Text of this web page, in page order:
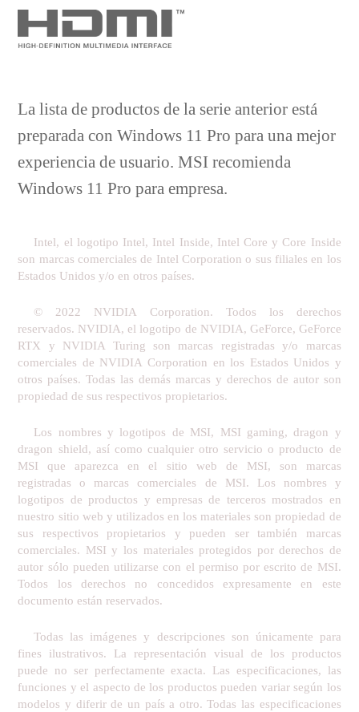
La lista de productos de la serie anterior está
preparada con Windows 11 Pro para una mejor
experiencia de usuario. MSI recomienda
Windows 11 Pro para empresa.
Intel, el logotipo Intel, Intel Inside, Intel Core y Core Inside
son marcas comerciales de Intel Corporation o sus filiales en los
Estados Unidos y/o en otros países.
© 2022 NVIDIA Corporation. Todos los derechos
reservados. NVIDIA, el logotipo de NVIDIA, GeForce, GeForce
RTX y NVIDIA Turing son marcas registradas y/o marcas
comerciales de NVIDIA Corporation en los Estados Unidos y
otros países. Todas las demás marcas y derechos de autor son
propiedad de sus respectivos propietarios.
Los nombres y logotipos de MSI, MSI gaming, dragon y
dragon shield, así como cualquier otro servicio o producto de
MSI que aparezca en el sitio web de MSI, son marcas
registradas o marcas comerciales de MSI. Los nombres y
logotipos de productos y empresas de terceros mostrados en
nuestro sitio web y utilizados en los materiales son propiedad de
sus respectivos propietarios y pueden ser también marcas
comerciales. MSI y los materiales protegidos por derechos de
autor sólo pueden utilizarse con el permiso por escrito de MSI.
Todos los derechos no concedidos expresamente en este
documento están reservados.
Todas las imágenes y descripciones son únicamente para
fines ilustrativos. La representación visual de los productos
puede no ser perfectamente exacta. Las especificaciones, las
funciones y el aspecto de los productos pueden variar según los
modelos y diferir de un país a otro. Todas las especificaciones